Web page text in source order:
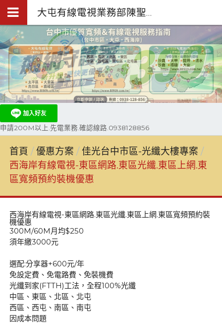
大屯有線電視業務部陳聖閎.台中第四台網路裝機0938-128-856
申請200M以上.先電業務.確認線路.0938128856
首頁 優惠方案
佳光台中市區-光纖大樓專案
西海岸有線電視-東區網路.東區光纖.東區上網.東
區寬頻預約裝機優惠
西海岸有線電視-東區網路.東區光纖.東區上網.東區寬頻預約裝
機優惠
300M/60M月均$250
須年繳3000元
選配:分享器+600元/年
免設定費、免電路費、免裝機費
光纖到家(FTTH)工法，全程100%光纖
中區、東區、北區、北屯
西區、西屯、南區、南屯
因成本問題